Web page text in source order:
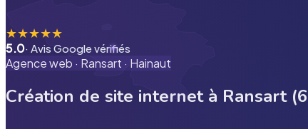
★★★★★
5.0· Avis Google vérifiés
Agence web · Ransart · Hainaut
Création de site internet à Ransart(